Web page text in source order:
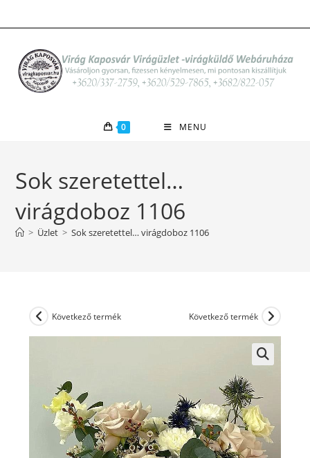
to
0 MENU
Sok szeretettel…
virágdoboz 1106
> Üzlet > Sok szeretettel… virágdoboz 1106
Következő termék Következő termék